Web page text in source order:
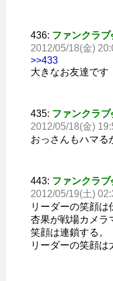
436: ファンクラブ
2012/05/18(金)
>>433
大きなお友達です
435: ファンクラブ
2012/05/18(金)
おっさんもハマる
443: ファンクラブ
2012/05/19(土)
リーダーの笑顔は
杏果が戦場カメラ
笑顔は連鎖する。
リーダーの笑顔は